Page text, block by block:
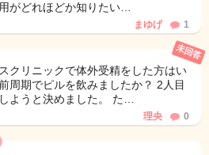
がどれほどか知りたい…
まゆげ 1
クリニックで体外受精をした方はい
周期でピルを飲みましたか？ 2人目
ようと決めました。 た…
未回答
理央 0